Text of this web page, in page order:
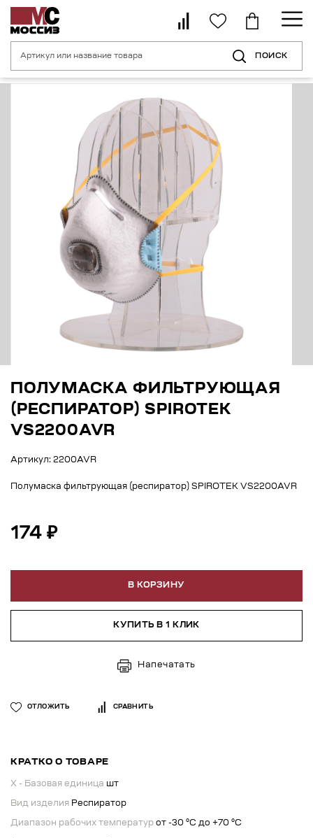
ПОИСК
Главная страница Средства индивидуальной защиты
ПОЛУМАСКА ФИЛЬТРУЮЩАЯ
(РЕСПИРАТОР) SPIROTEK
VS2200AVR
Артикул: 2200AVR
Полумаска фильтрующая (респиратор) SPIROTEK VS2200AVR
174 ₽
В КОРЗИНУ
КУПИТЬ В 1 КЛИК
Напечатать
ОТЛОЖИТЬ СРАВНИТЬ
КРАТКО О ТОВАРЕ
X - Базовая единица шт
Вид изделия Респиратор
Диапазон рабочих температур от -30 °C до +70 °C